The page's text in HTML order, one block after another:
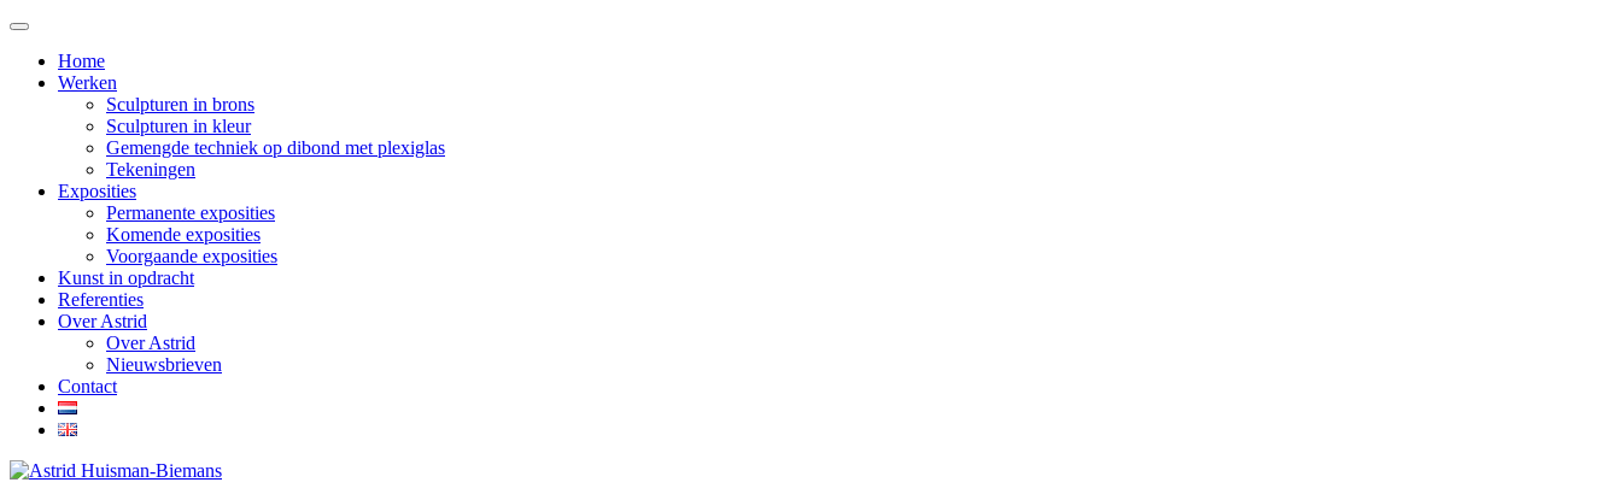
Home
Werken
Sculpturen in brons
Sculpturen in kleur
Gemengde techniek op dibond met plexiglas
Tekeningen
Exposities
Permanente exposities
Komende exposities
Voorgaande exposities
Kunst in opdracht
Referenties
Over Astrid
Over Astrid
Nieuwsbrieven
Contact